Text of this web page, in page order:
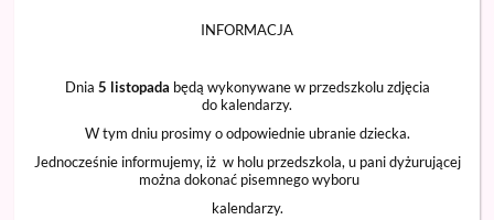
INFORMACJA
Dnia 5 listopada będą wykonywane w przedszkolu zdjęcia
do kalendarzy.
W tym dniu prosimy o odpowiednie ubranie dziecka.
Jednocześnie informujemy, iż w holu przedszkola, u pani dyżurującej
można dokonać pisemnego wyboru
kalendarzy.